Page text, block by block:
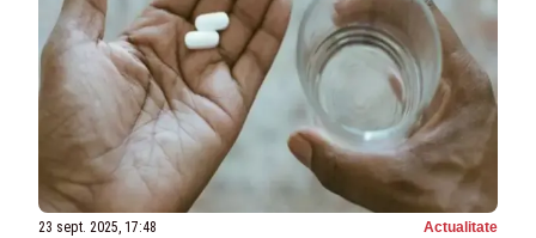
23 sept. 2025, 17:48 Actualitate